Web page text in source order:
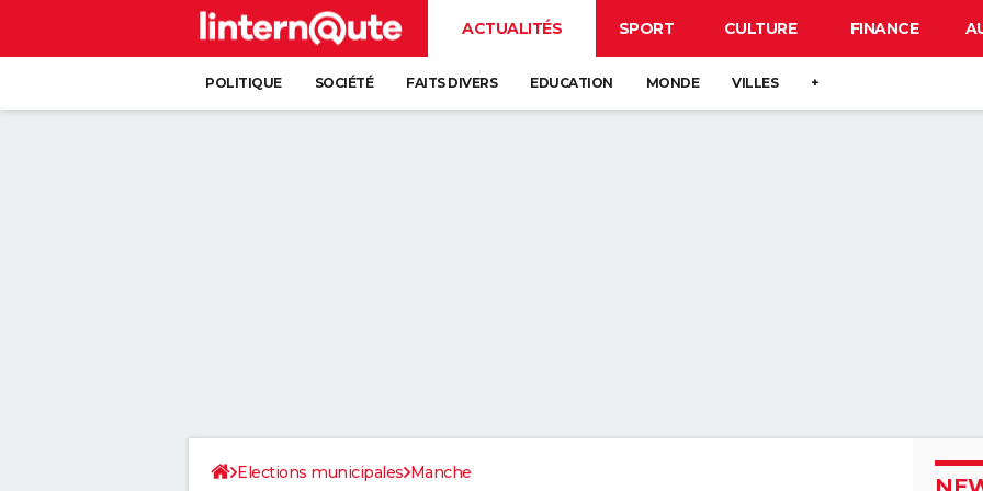
ACTUALITÉS SPORT CULTURE FINANCE
POLITIQUE SOCIÉTÉ FAITS DIVERS EDUCATION MONDE VILLES +
Elections municipales Manche